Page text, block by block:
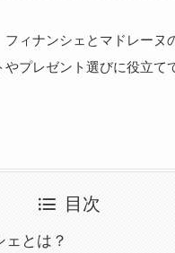
フィナンシェとマドレーヌ
プレゼント選びに役立て
目次
ェとは？